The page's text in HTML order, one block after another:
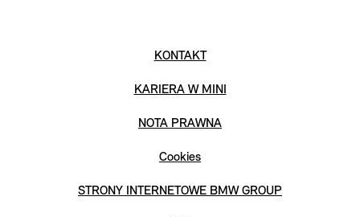
KONTAKT
KARIERA W MINI
NOTA PRAWNA
Cookies
STRONY INTERNETOWE BMW GROUP